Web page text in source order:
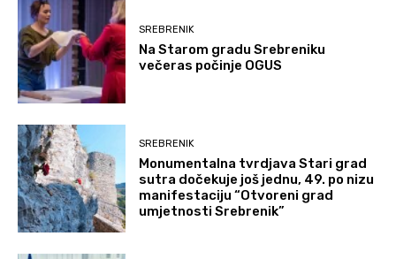
SREBRENIK
Na Starom gradu Srebreniku
večeras počinje OGUS
SREBRENIK
Monumentalna tvrdjava Stari grad
sutra dočekuje još jednu, 49. po nizu
manifestaciju “Otvoreni grad
umjetnosti Srebrenik”